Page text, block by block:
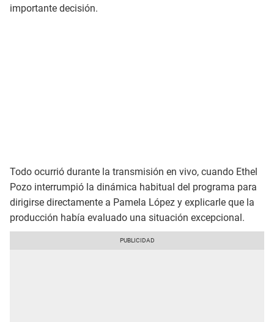
importante decisión.
Todo ocurrió durante la transmisión en vivo, cuando Ethel
Pozo interrumpió la dinámica habitual del programa para
dirigirse directamente a Pamela López y explicarle que la
producción había evaluado una situación excepcional.